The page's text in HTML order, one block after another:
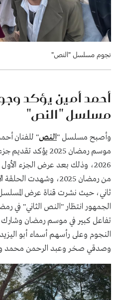
نجوم مسلسل "النص"
أحمد أمين يؤكد
مسلسل "النص"
وأصبح مسلسل "النص" للفنان
موسم رمضان 2025
2026، وذلك بعد عرض الجزء
من رمضان 2025، وشهدت
ثاني، حيث نشرت قناة عرض
الجمهور انتظار "النص الثاني" في
تفاعل كبير في موسم رمضان وشارك
النجوم وعلى رأسهم أسماء أبو
وصدقي صخر وعبد الرحمن محمد